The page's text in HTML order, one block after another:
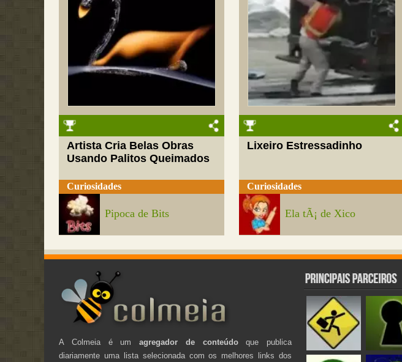
Artista Cria Belas Obras
Usando Palitos Queimados
Curiosidades
Pipoca de Bits
Lixeiro Estressadinho
Curiosidades
Ela tÃ¡ de Xico
A Colmeia é umagregador de conteúdoque publica
diariamente uma lista selecionada com os melhores links dos